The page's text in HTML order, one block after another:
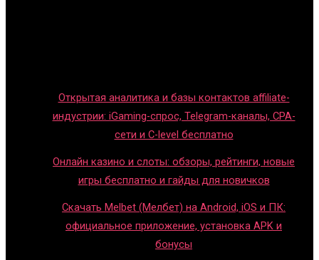
Открытая аналитика и базы контактов affiliate-
индустрии: iGaming-спрос, Telegram-каналы, CPA-
сети и C-level бесплатно
Онлайн казино и слоты: обзоры, рейтинги, новые
игры бесплатно и гайды для новичков
Скачать Melbet (Мелбет) на Android, iOS и ПК:
официальное приложение, установка APK и
бонусы